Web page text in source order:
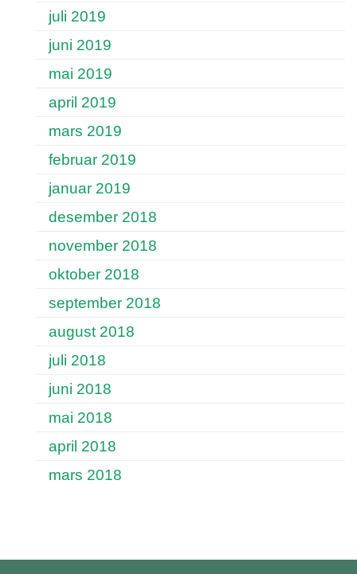
juli 2019
juni 2019
mai 2019
april 2019
mars 2019
februar 2019
januar 2019
desember 2018
november 2018
oktober 2018
september 2018
august 2018
juli 2018
juni 2018
mai 2018
april 2018
mars 2018